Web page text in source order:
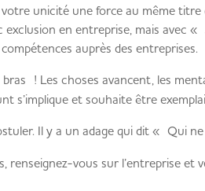
unicité une force au même titre
exclusion en entreprise, mais avec
auprès des entreprises.
! Les choses avancent, les
s’implique et souhaite être
Il y a un adage qui dit « Qui
vous sur l’entreprise et